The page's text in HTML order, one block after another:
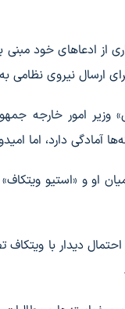
از ادعاهای خود
ارسال نیروی نظامی
امور خارجه
آمادگی دارد، اما
او و «استیو
احتمال دیدار با